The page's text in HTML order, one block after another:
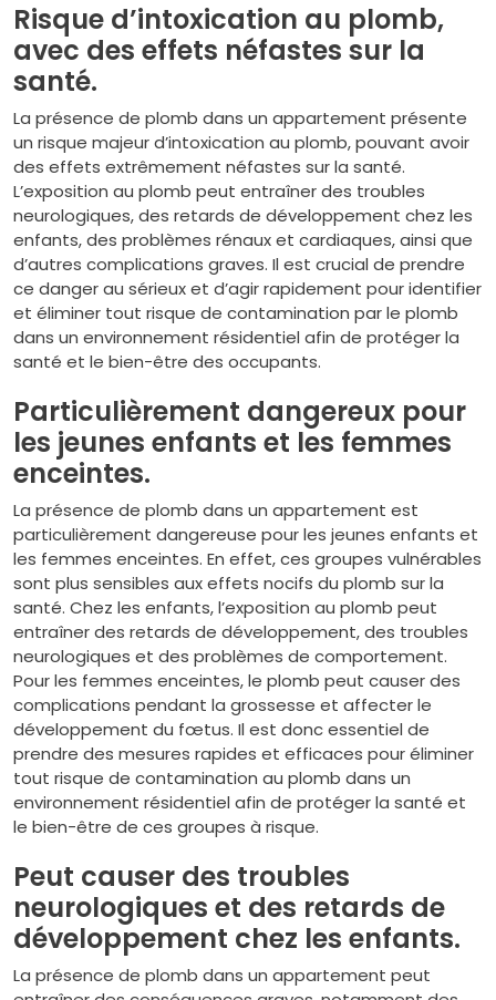
Risque d’intoxication au plomb,
avec des effets néfastes sur la
santé.
La présence de plomb dans un appartement présente
un risque majeur d’intoxication au plomb, pouvant avoir
des effets extrêmement néfastes sur la santé.
L’exposition au plomb peut entraîner des troubles
neurologiques, des retards de développement chez les
enfants, des problèmes rénaux et cardiaques, ainsi que
d’autres complications graves. Il est crucial de prendre
ce danger au sérieux et d’agir rapidement pour identifier
et éliminer tout risque de contamination par le plomb
dans un environnement résidentiel afin de protéger la
santé et le bien-être des occupants.
Particulièrement dangereux pour
les jeunes enfants et les femmes
enceintes.
La présence de plomb dans un appartement est
particulièrement dangereuse pour les jeunes enfants et
les femmes enceintes. En effet, ces groupes vulnérables
sont plus sensibles aux effets nocifs du plomb sur la
santé. Chez les enfants, l’exposition au plomb peut
entraîner des retards de développement, des troubles
neurologiques et des problèmes de comportement.
Pour les femmes enceintes, le plomb peut causer des
complications pendant la grossesse et affecter le
développement du fœtus. Il est donc essentiel de
prendre des mesures rapides et efficaces pour éliminer
tout risque de contamination au plomb dans un
environnement résidentiel afin de protéger la santé et
le bien-être de ces groupes à risque.
Peut causer des troubles
neurologiques et des retards de
développement chez les enfants.
La présence de plomb dans un appartement peut